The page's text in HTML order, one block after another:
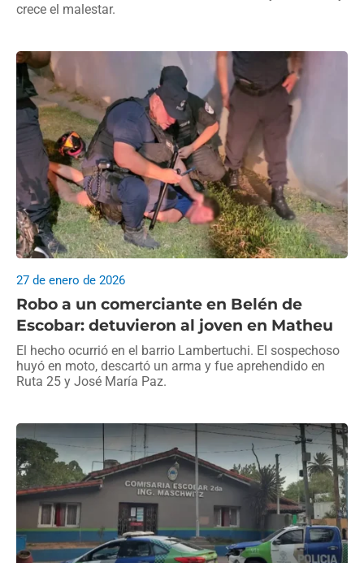
crece el malestar.
Robo a un comerciante en Belén de
Escobar: detuvieron al joven en Matheu
27 de enero de 2026
El hecho ocurrió en el barrio Lambertuchi. El sospechoso
huyó en moto, descartó un arma y fue aprehendido en
Ruta 25 y José María Paz.